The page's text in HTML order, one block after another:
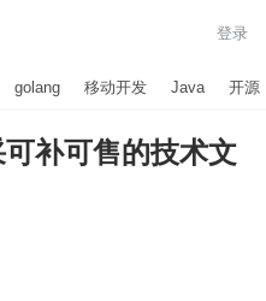
登录
golang 移动开发 Java 开源
补可售的技术文